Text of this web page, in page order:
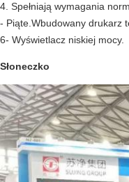
4. Spełniają wymagania
- Piąte. Wbudowany drukarz
6- Wyświetlacz niskiej mocy.
Słoneczko